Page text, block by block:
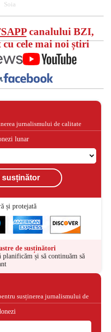
Soia
canalului BZI,
cele mai noi știri
jurnalismului de calitate
lunar
susținător
și protejată
de susținători
planificăm și să continuăm să
susținerea jurnalismului de